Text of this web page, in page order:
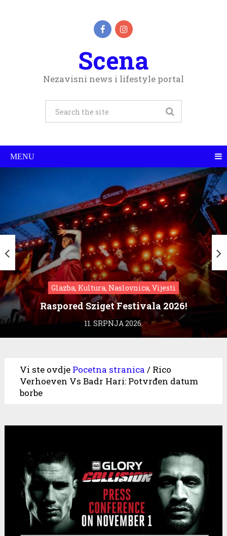
Scena
Nezavisni news i lifestyle portal
MENU
Glazba, Kultura, Naslovnica, Vijesti
Raspored Sziget Festivala 2026!
11. SRPNJA 2026.
Vi ste ovdje Pocetna stranica / Rico
Verhoeven Vs Badr Hari: Potvrđen datum
borbe